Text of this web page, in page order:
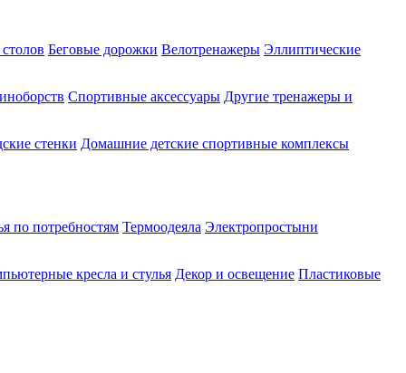
Беговые дорожки Велотренажеры Эллиптические
Спортивные аксессуары Другие тренажеры и
стенки Домашние детские спортивные комплексы
по потребностям Термоодеяла Электропростыни
кресла и стулья Декор и освещение Пластиковые